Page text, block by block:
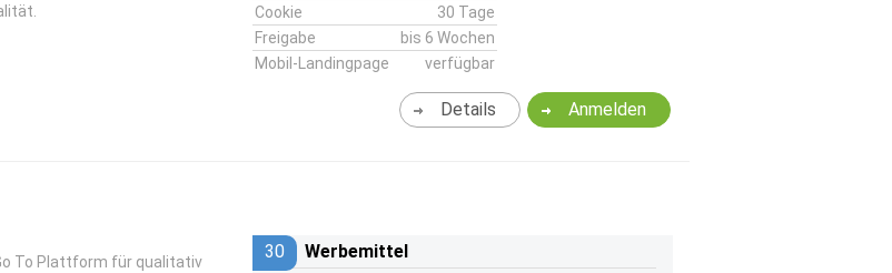
Cookie
30 Tage
Freigabe
bis 6 Wochen
Mobil-Landingpage
verfügbar
Anmelden
Details
To Plattform für qualitativ
30 Werbemittel